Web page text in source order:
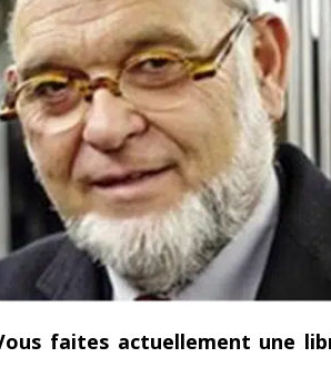
faites actuellement une